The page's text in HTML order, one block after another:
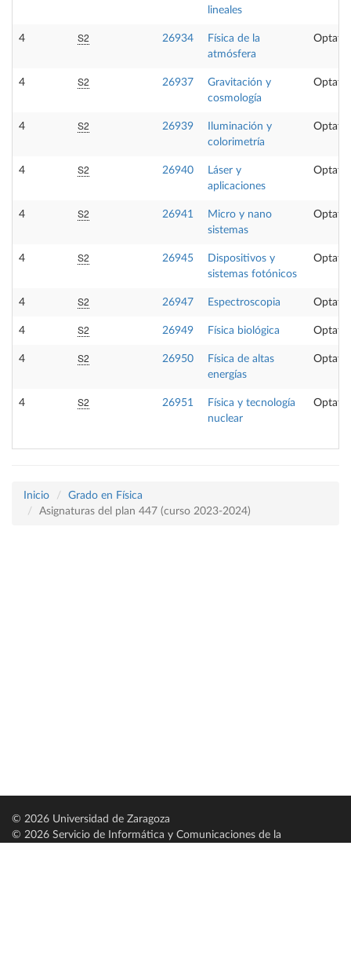
lineales
4 S2 26934
Física de la
atmósfera
4 S2 26937
Gravitación y
cosmología
4 S2 26939
Iluminación y
colorimetría
4 S2 26940
Láser y
aplicaciones
4 S2 26941
Micro y nano
sistemas
4 S2 26945
Dispositivos y
sistemas fotónicos
4 S2 26947 Espectroscopia
4 S2 26949 Física biológica
4 S2 26950
Física de altas
energías
4 S2 26951
Física y tecnología
nuclear
Inicio
Grado en Física
Asignaturas del plan 447 (curso 2023-2024)
© 2026 Universidad de Zaragoza
© 2026 Servicio de Informática y Comunicaciones de la